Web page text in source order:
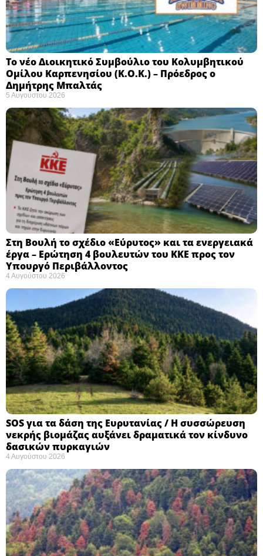
Το νέο Διοικητικό Συμβούλιο του Κολυμβητικού
Ομίλου Καρπενησίου (Κ.Ο.Κ.) – Πρόεδρος ο
Δημήτρης Μπαλτάς
5 Αυγούστου 2026
Στη Βουλή το σχέδιο «Εύρυτος» και τα ενεργειακά
έργα – Ερώτηση 4 βουλευτών του ΚΚΕ προς τον
Υπουργό Περιβάλλοντος
4 Αυγούστου 2026
SOS για τα δάση της Ευρυτανίας / Η συσσώρευση
νεκρής βιομάζας αυξάνει δραματικά τον κίνδυνο
δασικών πυρκαγιών
4 Αυγούστου 2026